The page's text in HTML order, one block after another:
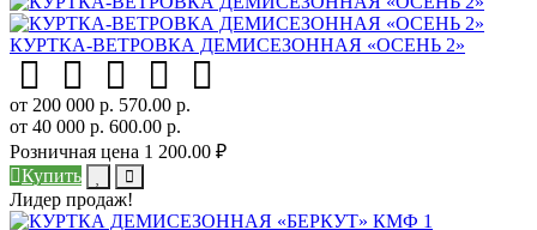
КУРТКА-ВЕТРОВКА ДЕМИСЕЗОННАЯ «ОСЕНЬ 2»
от 200 000 р. 570.00 р.
от 40 000 р. 600.00 р.
Розничная цена 1 200.00 ₽
Купить
Лидер продаж!